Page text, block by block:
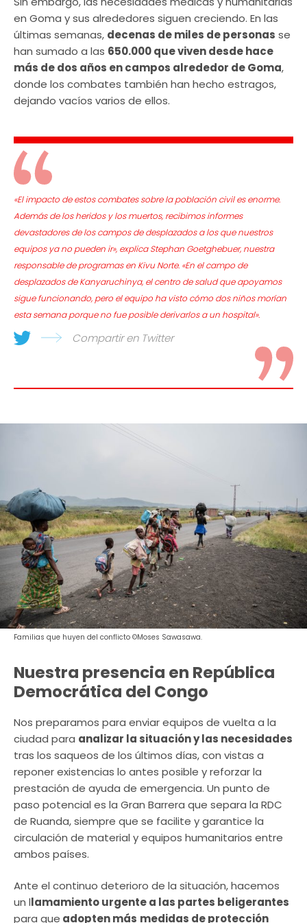
en Goma y sus alrededores siguen creciendo. En las
últimas semanas, decenas de miles de personas se
han sumado a las 650.000 que viven desde hace
más de dos años en campos alrededor de Goma,
donde los combates también han hecho estragos,
dejando vacíos varios de ellos.
«El impacto de estos combates sobre la población civil es enorme.
Además de los heridos y los muertos, recibimos informes
devastadores de los campos de desplazados a los que nuestros
equipos ya no pueden ir», explica Stephan Goetghebuer, nuestra
responsable de programas en Kivu Norte. «En el campo de
desplazados de Kanyaruchinya, el centro de salud que apoyamos
sigue funcionando, pero el equipo ha visto cómo dos niños morían
esta semana porque no fue posible derivarlos a un hospital».
Compartir en Twitter
Familias que huyen del conflicto ©Moses Sawasawa.
Nuestra presencia en República
Democrática del Congo
Nos preparamos para enviar equipos de vuelta a la
ciudad para analizar la situación y las necesidades
tras los saqueos de los últimos días, con vistas a
reponer existencias lo antes posible y reforzar la
prestación de ayuda de emergencia. Un punto de
paso potencial es la Gran Barrera que separa la RDC
de Ruanda, siempre que se facilite y garantice la
circulación de material y equipos humanitarios entre
ambos países.
Ante el continuo deterioro de la situación, hacemos
un llamamiento urgente a las partes beligerantes
para que adopten más medidas de protección